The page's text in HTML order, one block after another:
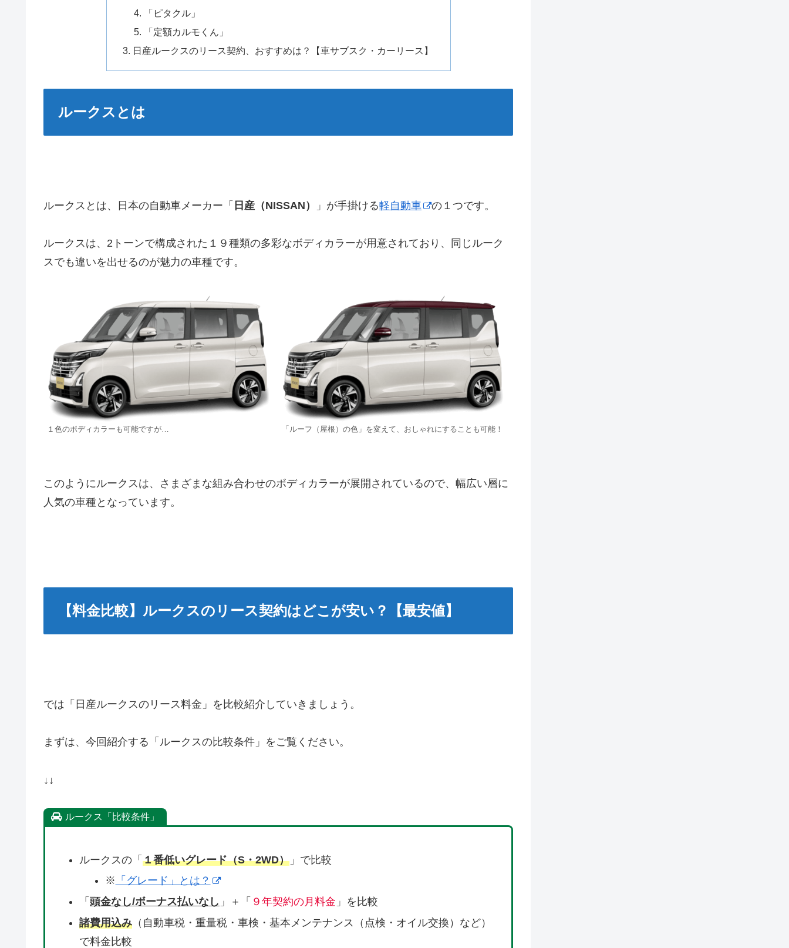
「ピタクル」
「定額カルモくん」
日産ルークスのリース契約、おすすめは？【車サブスク・カーリース】
ルークスとは
ルークスとは、日本の自動車メーカー「 日産（NISSAN） 」が手掛ける軽自動車 の１つです。
ルークスは、2トーンで構成された１９種類の多彩なボディカラーが用意されており、同じルーク
スでも違いを出せるのが魅力の車種です。
１色のボディカラーも可能ですが… 「ルーフ（屋根）の色」を変えて、おしゃれにすることも可能！
このようにルークスは、さまざまな組み合わせのボディカラーが展開されているので、幅広い層に
人気の車種となっています。
【料金比較】ルークスのリース契約はどこが安い？【最安値】
では「日産ルークスのリース料金」を比較紹介していきましょう。
まずは、今回紹介する「ルークスの比較条件」をご覧ください。
↓↓
ルークス「比較条件」
ルークスの「 １番低いグレード（S・2WD）」で比較
※ 「グレード」とは？
「 頭金なし/ボーナス払いなし 」＋「 ９年契約の月料金 」を比較
諸費用込み（自動車税・重量税・車検・基本メンテナンス（点検・オイル交換）など）
で料金比較